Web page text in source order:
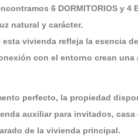
6 DORMITORIOS y
natural y carácter.
esta vivienda refleja la esencia
con el entorno crean
perfecto, la propiedad
auxiliar para invitados,
de la vivienda principal.